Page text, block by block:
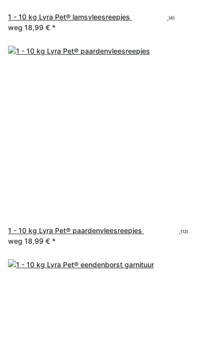
1 - 10 kg Lyra Pet® lamsvleesreepjes (4)
weg 18,99 € *
1 - 10 kg Lyra Pet® paardenvleesreepjes (12)
weg 18,99 € *